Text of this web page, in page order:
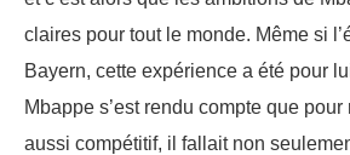
claires pour tout le monde. Même si
Bayern, cette expérience a été pour
Mbappe s’est rendu compte que
aussi compétitif, il fallait non